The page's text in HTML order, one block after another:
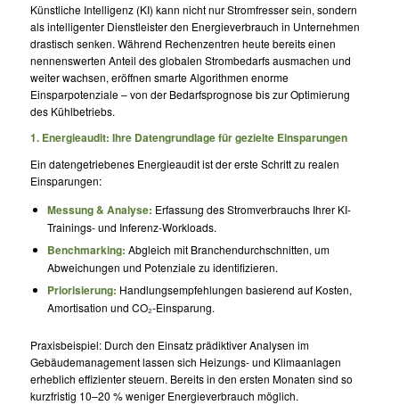
Künstliche Intelligenz (KI) kann nicht nur Stromfresser sein, sondern
als intelligenter Dienstleister den Energieverbrauch in Unternehmen
drastisch senken. Während Rechenzentren heute bereits einen
nennenswerten Anteil des globalen Strombedarfs ausmachen und
weiter wachsen, eröffnen smarte Algorithmen enorme
Einsparpotenziale – von der Bedarfsprognose bis zur Optimierung
des Kühlbetriebs.
1. Energieaudit: Ihre Datengrundlage für gezielte Einsparungen
Ein datengetriebenes Energieaudit ist der erste Schritt zu realen
Einsparungen:
Messung & Analyse: Erfassung des Stromverbrauchs Ihrer KI-
Trainings- und Inferenz-Workloads.
Benchmarking: Abgleich mit Branchendurchschnitten, um
Abweichungen und Potenziale zu identifizieren.
Priorisierung: Handlungsempfehlungen basierend auf Kosten,
Amortisation und CO₂-Einsparung.
Praxisbeispiel: Durch den Einsatz prädiktiver Analysen im
Gebäudemanagement lassen sich Heizungs- und Klimaanlagen
erheblich effizienter steuern. Bereits in den ersten Monaten sind so
kurzfristig 10–20 % weniger Energieverbrauch möglich.